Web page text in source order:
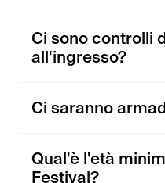
Ci sono controlli
all'ingresso?
Ci saranno
Qual'è l'età
Festival?